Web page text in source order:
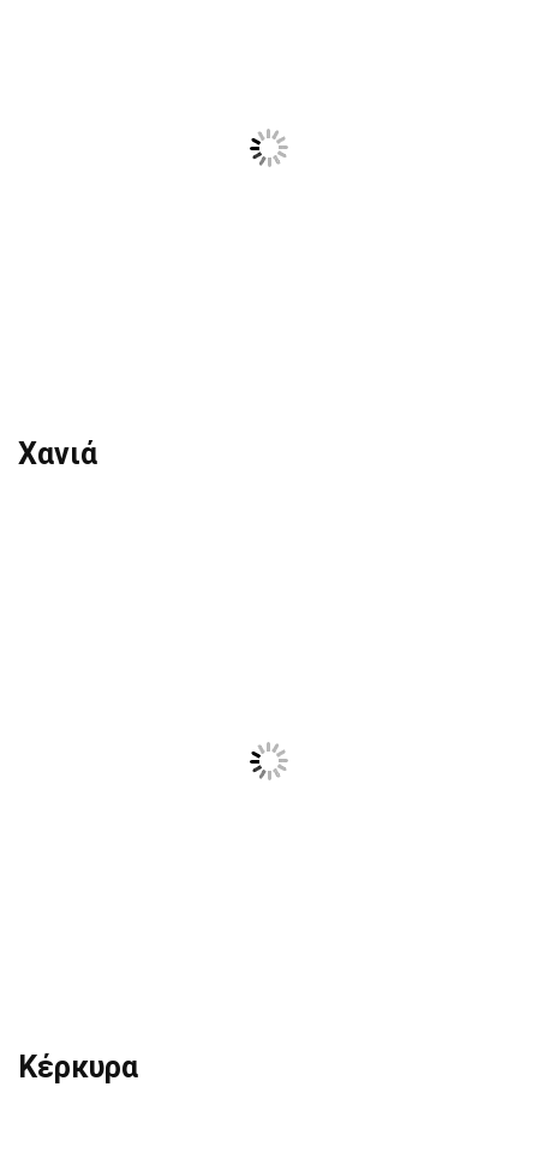
Χανιά
Κέρκυρα